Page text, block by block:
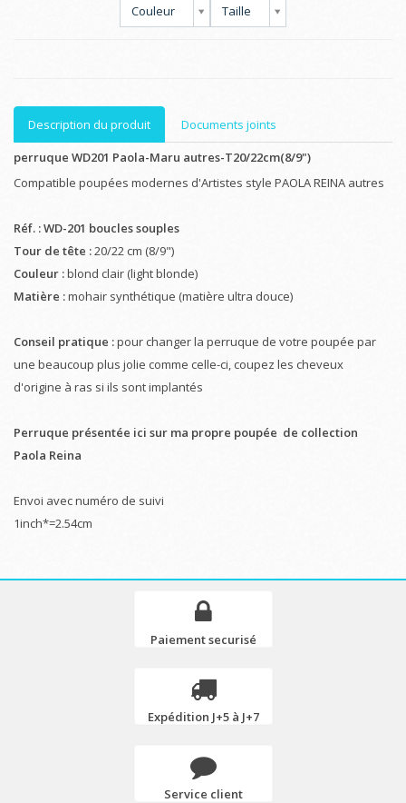
Couleur Taille
Description du produit
Documents joints
perruque WD201 Paola-Maru autres-T20/22cm(8/9")
Compatible poupées modernes d'Artistes style PAOLA REINA autres
Réf. : WD-201 boucles souples
Tour de tête :20/22 cm (8/9")
Couleur :blond clair (light blonde)
Matière :mohair synthétique (matière ultra douce)
Conseil pratique :pour changer la perruque de votre poupée par
une beaucoup plus jolie comme celle-ci, coupez les cheveux
d'origine à ras si ils sont implantés
Perruque présentée ici sur ma propre poupée de collection
Paola Reina
Envoi avec numéro de suivi
1inch*=2.54cm
Paiement securisé
Expédition J+5 à J+7
Service client